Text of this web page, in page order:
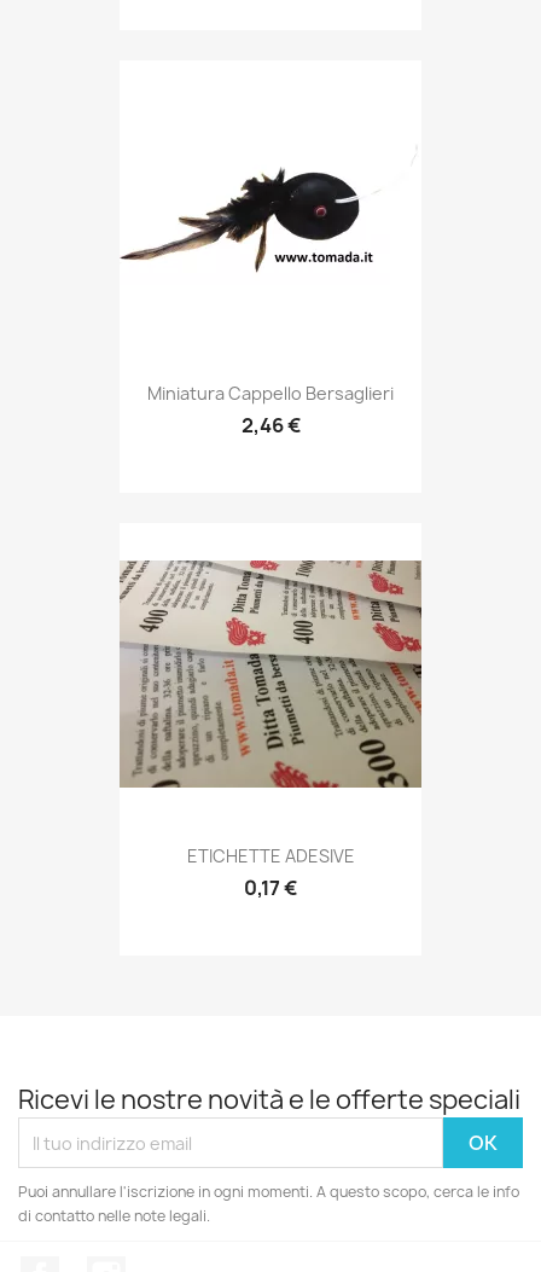
Anteprima
Miniatura Cappello Bersaglieri
2,46 €
Anteprima
ETICHETTE ADESIVE
0,17 €
Ricevi le nostre novità e le offerte speciali
Puoi annullare l'iscrizione in ogni momenti. A questo scopo, cerca le info
di contatto nelle note legali.